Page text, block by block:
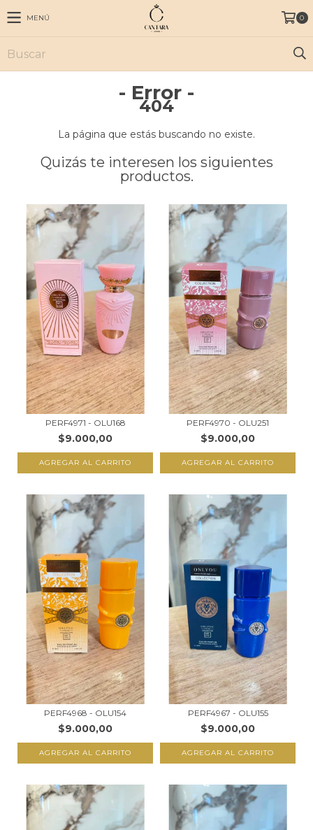
MENÚ 0
- Error -
404
La página que estás buscando no existe.
Quizás te interesen los siguientes
productos.
PERF4971 - OLU168
$9.000,00
AGREGAR AL CARRITO
PERF4970 - OLU251
$9.000,00
AGREGAR AL CARRITO
PERF4968 - OLU154
$9.000,00
AGREGAR AL CARRITO
PERF4967 - OLU155
$9.000,00
AGREGAR AL CARRITO